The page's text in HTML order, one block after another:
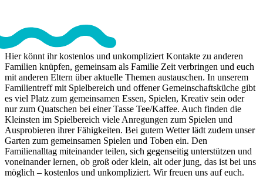
Hier könnt ihr kostenlos und unkompliziert Kontakte zu anderen
Familien knüpfen, gemeinsam als Familie Zeit verbringen und euch
mit anderen Eltern über aktuelle Themen austauschen. In unserem
Familientreff mit Spielbereich und offener Gemeinschaftsküche gibt
es viel Platz zum gemeinsamen Essen, Spielen, Kreativ sein oder
nur zum Quatschen bei einer Tasse Tee/Kaffee. Auch finden die
Kleinsten im Spielbereich viele Anregungen zum Spielen und
Ausprobieren ihrer Fähigkeiten. Bei gutem Wetter lädt zudem unser
Garten zum gemeinsamen Spielen und Toben ein. Den
Familienalltag miteinander teilen, sich gegenseitig unterstützen und
voneinander lernen, ob groß oder klein, alt oder jung, das ist bei uns
möglich – kostenlos und unkompliziert. Wir freuen uns auf euch.